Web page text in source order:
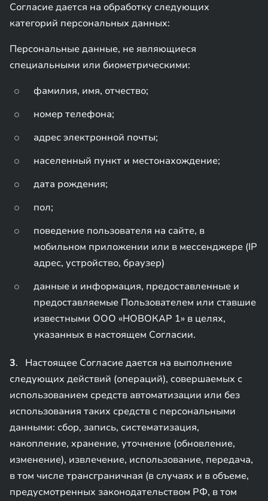
Согласие дается на обработку следующих
категорий персональных данных:
Персональные данные, не являющиеся
специальными или биометрическими:
фамилия, имя, отчество;
номер телефона;
адрес электронной почты;
населенный пункт и местонахождение;
дата рождения;
пол;
поведение пользователя на сайте, в
мобильном приложении или в мессенджере (IP
адрес, устройство, браузер)
данные и информация, предоставленные и
предоставляемые Пользователем или ставшие
известными ООО «НОВОКАР 1» в целях,
указанных в настоящем Согласии.
3. Настоящее Согласие дается на выполнение
следующих действий (операций), совершаемых с
использованием средств автоматизации или без
использования таких средств с персональными
данными: сбор, запись, систематизация,
накопление, хранение, уточнение (обновление,
изменение), извлечение, использование, передача,
в том числе трансграничная (в случаях и в объеме,
предусмотренных законодательством РФ, в том